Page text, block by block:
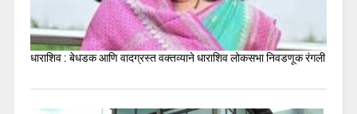
धाराशिव : बेधडक आणि वादग्रस्त वक्तव्याने धाराशिव लोकसभा निवडणूक रंगली